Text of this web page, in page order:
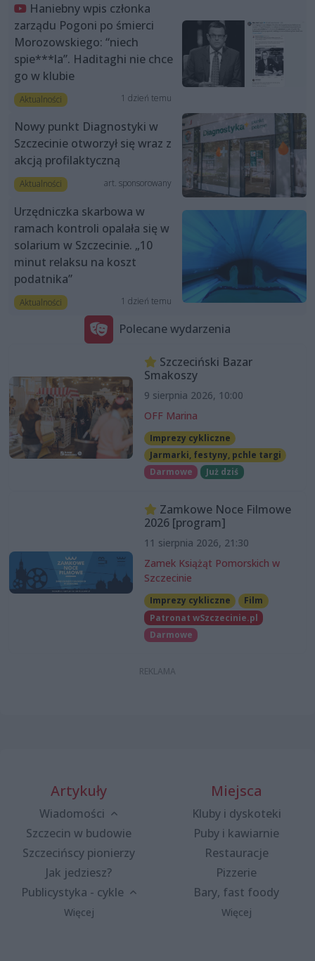
Haniebny wpis członka
zarządu Pogoni po śmierci
Morozowskiego: “niech
spie***la”. Haditaghi nie chce
go w klubie
Aktualności 1 dzień temu
Nowy punkt Diagnostyki w
Szczecinie otworzył się wraz z
akcją profilaktyczną
Aktualności art. sponsorowany
Urzędniczka skarbowa w
ramach kontroli opalała się w
solarium w Szczecinie. „10
minut relaksu na koszt
podatnika”
Aktualności 1 dzień temu
Polecane wydarzenia
Szczeciński Bazar
Smakoszy
9 sierpnia 2026, 10:00
OFF Marina
Imprezy cykliczne
Jarmarki, festyny, pchle targi
Darmowe
Już dziś
Zamkowe Noce Filmowe
2026 [program]
11 sierpnia 2026, 21:30
Zamek Książąt Pomorskich w
Szczecinie
Imprezy cykliczne
Film
Patronat wSzczecinie.pl
Darmowe
Artykuły
Wiadomości
Szczecin w budowie
Szczecińscy pionierzy
Jak jedziesz?
Publicystyka - cykle
Więcej
Miejsca
Kluby i dyskoteki
Puby i kawiarnie
Restauracje
Pizzerie
Bary, fast foody
Więcej